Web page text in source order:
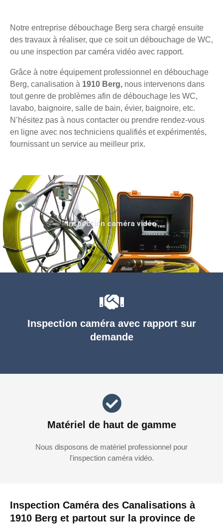
Notre entreprise débouchage Berg sera chargé ensuite
des travaux à réaliser, que ce soit un débouchage de WC,
ou une inspection par caméra vidéo avec rapport.
Grâce à notre équipement professionnel en débouchage
Berg, canalisation à 1910 Berg, nous intervenons dans
tout genre de problèmes afin de débouchage les WC,
lavabo, baignoire, salle de bain, évier, baignoire, etc.
N’hésitez pas à nous contacter ou prendre rendez-vous
en ligne avec nos techniciens qualifiés et expérimentés,
fournissant un service au meilleur prix.
Inspection Caméra des Canalisations à
1910 Berg et partout sur la province de
Inspection caméra avec rapport sur
demande
Matériel de haut de gamme
Nous disposons de matériel professionnel pour
l'inspection caméra vidéo.
Inspection caméra vidéo